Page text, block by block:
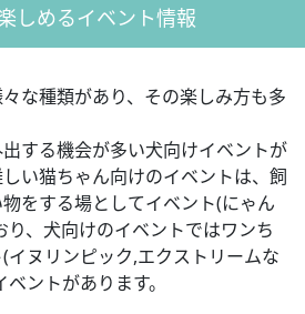
しめるイベント情報
な種類があり、その楽しみ方も多
する機会が多い犬向けイベントが
い猫ちゃん向けのイベントは、飼
をする場としてイベント(にゃん
り、犬向けのイベントではワンち
イヌリンピック,エクストリームな
ントがあります。